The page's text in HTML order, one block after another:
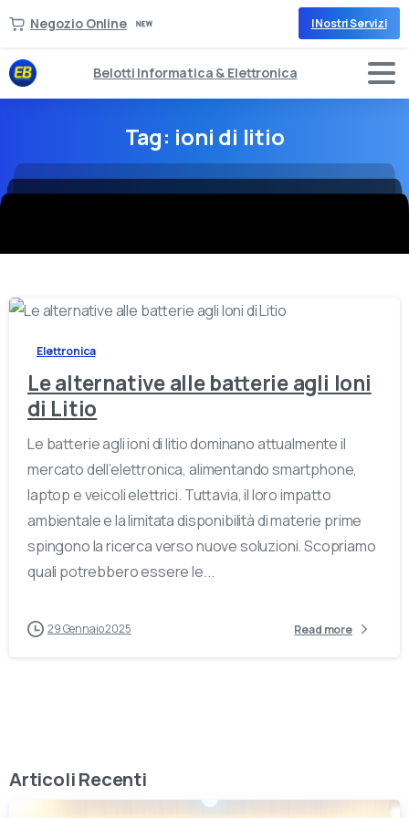
Negozio Online I Nostri Servizi
Belotti Informatica & Elettronica
Tag: ioni di litio
Elettronica
Le alternative alle batterie agli Ioni
di Litio
Le batterie agli ioni di litio dominano attualmente il
mercato dell’elettronica, alimentando smartphone,
laptop e veicoli elettrici. Tuttavia, il loro impatto
ambientale e la limitata disponibilità di materie prime
spingono la ricerca verso nuove soluzioni. Scopriamo
quali potrebbero essere le...
29 Gennaio 2025 Read more
Articoli Recenti